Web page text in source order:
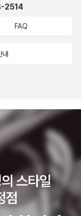
2514
FAQ
내